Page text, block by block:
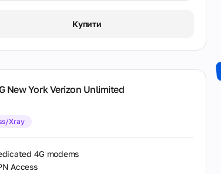
Днів / ∞ GB / $162.00
Купити
New York Verizon Unlimited
Xray
4G modems
Access